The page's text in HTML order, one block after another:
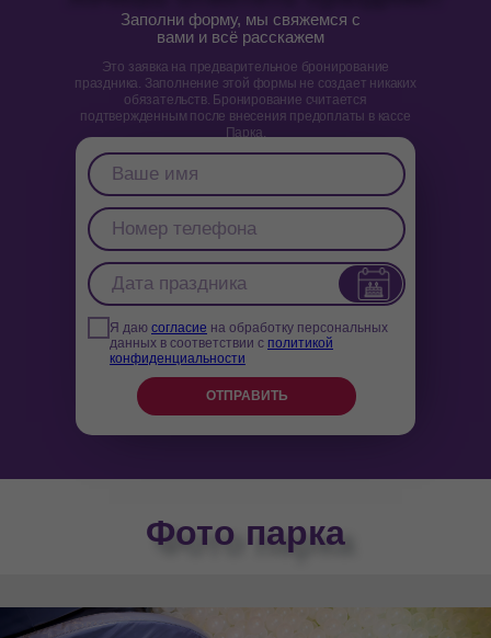
Это заявка на предварительное бронирование
праздника. Заполнение этой формы не создает никаких
обязательств. Бронирование считается
подтвержденным после внесения предоплаты в кассе
Парка.
Я даю согласие на обработку персональных
данных в соответствии с политикой
конфиденциальности
ОТПРАВИТЬ
Заполни форму, мы свяжемся с
вами и всё расскажем
Фото парка